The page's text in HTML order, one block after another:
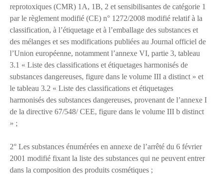
reprotoxiques (CMR) 1A, 1B, 2 et sensibilisantes de catégorie 1
par le règlement modifié (CE) n° 1272/2008 modifié relatif à la
classification, à l’étiquetage et à l’emballage des substances et
des mélanges et ses modifications publiées au Journal officiel de
l’Union européenne, notamment l’annexe VI, partie 3, tableau
3.1 « Liste des classifications et étiquetages harmonisés de
substances dangereuses, figure dans le volume III a distinct » et
le tableau 3.2 « Liste des classifications et étiquetages
harmonisés des substances dangereuses, provenant de l’annexe I
de la directive 67/548/ CEE, figure dans le volume III b distinct
» ;
2° Les substances énumérées en annexe de l’arrêté du 6 février
2001 modifié fixant la liste des substances qui ne peuvent entrer
dans la composition des produits cosmétiques ;